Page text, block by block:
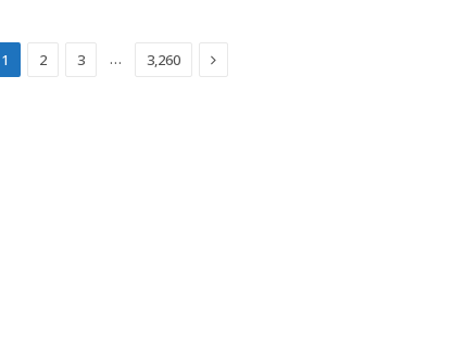
1 2 3 … 3,260 Next